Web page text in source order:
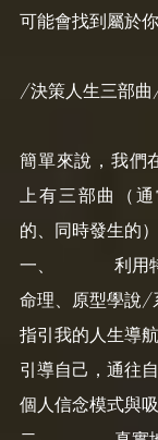
可能會找到屬於
/決策人生三部
簡單來說，我們
上有三部曲（
的、同時發生的）
一、           利用
命理、原型學說/
指引我的人生導
引導自己，通往
個人信念模式與吸